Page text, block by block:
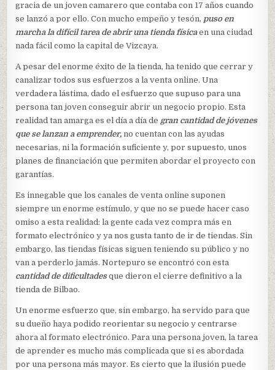
gracia de un joven camarero que contaba con 17 años cuando
se lanzó a por ello. Con mucho empeño y tesón, puso en
marcha la difícil tarea de abrir una tienda físicaen una ciudad
nada fácil como la capital de Vizcaya.
A pesar del enorme éxito de la tienda, ha tenido que cerrar y
canalizar todos sus esfuerzos a la venta online. Una
verdadera lástima, dado el esfuerzo que supuso para una
persona tan joven conseguir abrir un negocio propio. Esta
realidad tan amarga es el día a día de gran cantidad de jóvenes
que se lanzan a emprender, no cuentan con las ayudas
necesarias, ni la formación suficiente y, por supuesto, unos
planes de financiación que permiten abordar el proyecto con
garantías.
Es innegable que los canales de venta online suponen
siempre un enorme estímulo, y que no se puede hacer caso
omiso a esta realidad: la gente cada vez compra más en
formato electrónico y ya nos gusta tanto de ir de tiendas. Sin
embargo, las tiendas físicas siguen teniendo su público y no
van a perderlo jamás. Nortepuro se encontró con esta
cantidad de dificultadesque dieron el cierre definitivo a la
tienda de Bilbao.
Un enorme esfuerzo que, sin embargo, ha servido para que
su dueño haya podido reorientar su negocio y centrarse
ahora al formato electrónico. Para una persona joven, la tarea
de aprender es mucho más complicada que si es abordada
por una persona más mayor. Es cierto que la ilusión puede